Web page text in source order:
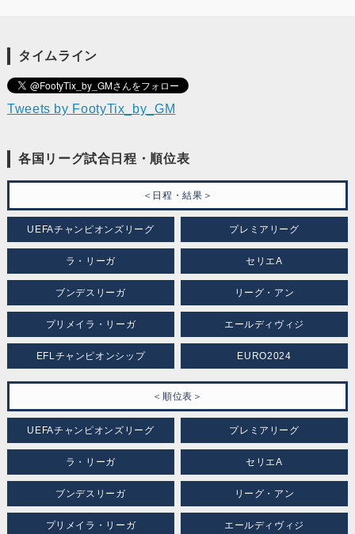
タイムライン
Tweets by FootyTix_by_GM
各国リーグ試合日程・順位表
＜日程・結果＞
UEFAチャンピオンズリーグ プレミアリーグ
ラ・リーガ セリエA
ブンデスリーガ リーグ・アン
プリメイラ・リーガ エールディヴィジ
EFLチャンピオンシップ EURO2024
＜順位表＞
UEFAチャンピオンズリーグ プレミアリーグ
ラ・リーガ セリエA
ブンデスリーガ リーグ・アン
プリメイラ・リーガ エールディヴィジ